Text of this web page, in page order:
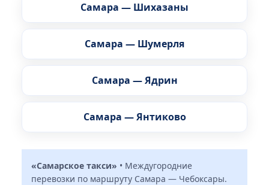
Самара — Шихазаны
Самара — Шумерля
Самара — Ядрин
Самара — Янтиково
«Самарское такси» • Междугородние
перевозки по маршруту Самара — Чебоксары.